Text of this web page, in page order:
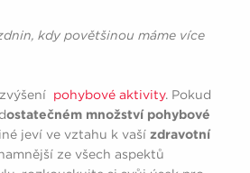
kdy povětšinou máme více
pohybové aktivity. Pokud
ostatečném množství pohybové
jeví ve vztahu k vaší zdravotní
ze všech aspektů